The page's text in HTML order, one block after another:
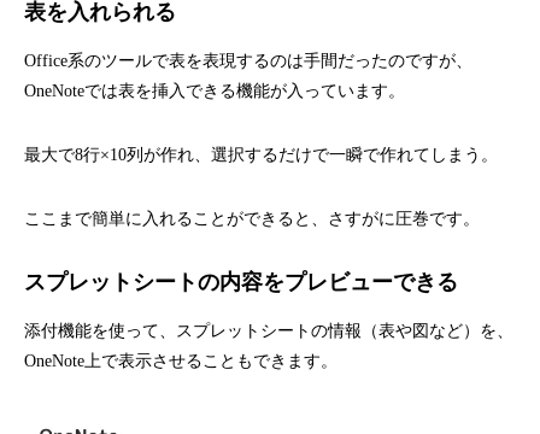
表を入れられる
Office系のツールで表を表現するのは手間だったのですが、
OneNoteでは表を挿入できる機能が入っています。
最大で8行×10列が作れ、選択するだけで一瞬で作れてしまう。
ここまで簡単に入れることができると、さすがに圧巻です。
スプレットシートの内容をプレビューできる
添付機能を使って、スプレットシートの情報（表や図など）を、
OneNote上で表示させることもできます。